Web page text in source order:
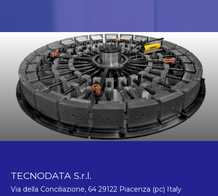
TECNODATA S.r.l.
Via della Conciliazione, 64 29122 Piacenza (pc) Italy